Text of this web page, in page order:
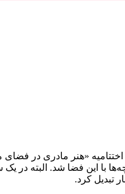
«هنر مادری در فضای
با این فضا شد. البته در